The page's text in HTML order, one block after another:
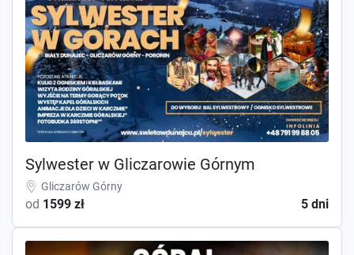
Sylwester w Gliczarowie Górnym
Gliczarów Górny
od 1599 zł 5 dni